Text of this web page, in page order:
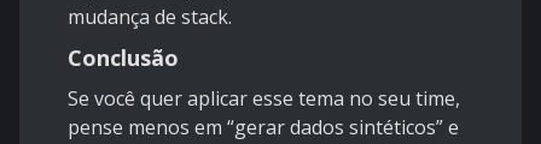
mudança de stack.
Conclusão
Se você quer aplicar esse tema no seu time,
pense menos em “gerar dados sintéticos” e